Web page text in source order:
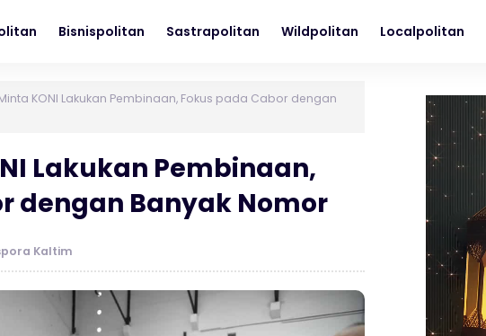
Bisnispolitan Sastrapolitan Wildpolitan Localpolitan
KONI Lakukan Pembinaan, Fokus pada Cabor dengan
Lakukan Pembinaan,
dengan Banyak Nomor
Kaltim